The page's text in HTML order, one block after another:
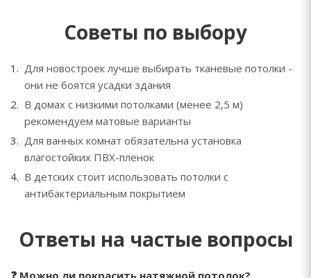
Советы по выбору
Для новостроек лучше выбирать тканевые потолки -
они не боятся усадки здания
В домах с низкими потолками (менее 2,5 м)
рекомендуем матовые варианты
Для ванных комнат обязательна установка
влагостойких ПВХ-пленок
В детских стоит использовать потолки с
антибактериальным покрытием
Ответы на частые вопросы
❓ Можно ли покрасить натяжной потолок?